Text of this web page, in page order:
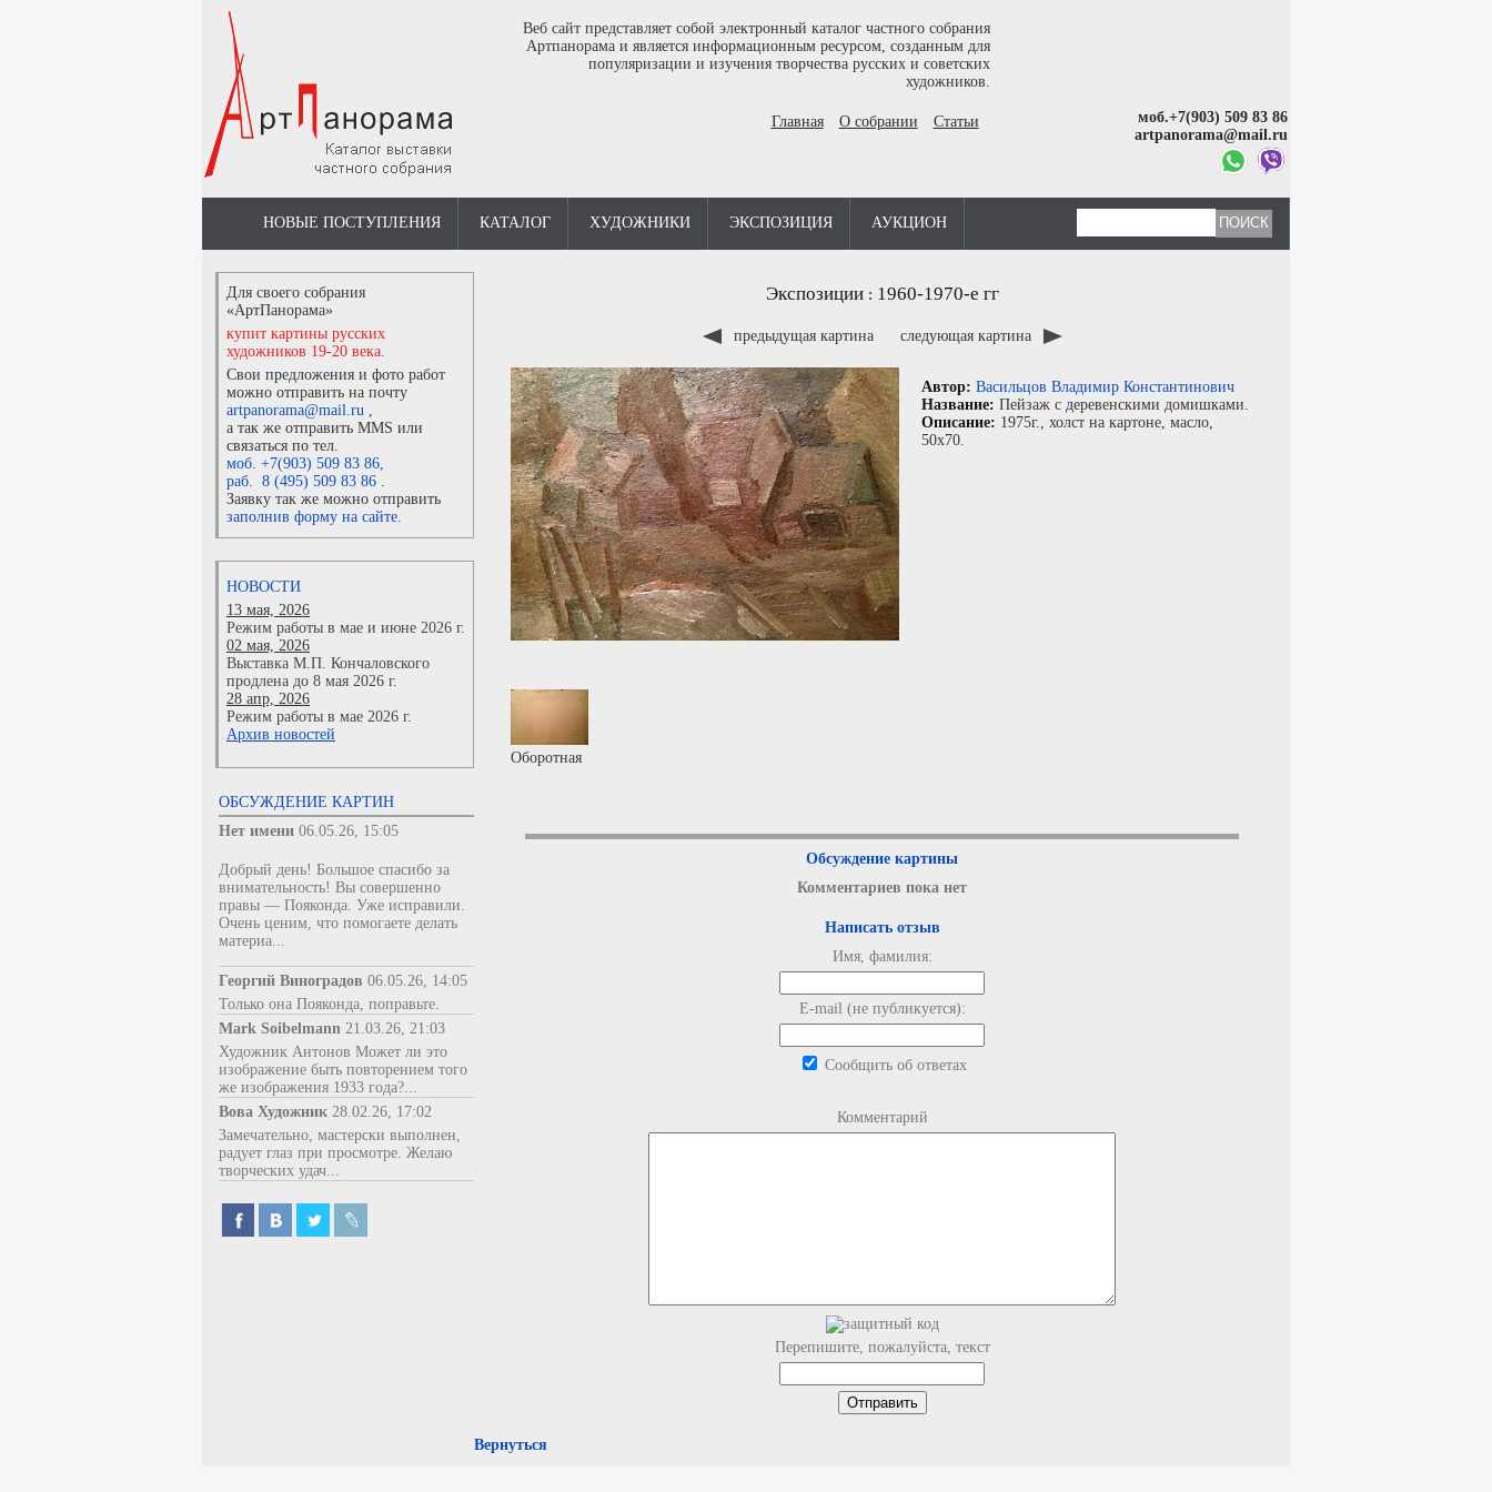
Веб сайт представляет собой электронный каталог частного собрания
Артпанорама и является информационным ресурсом, созданным для
популяризации и изучения творчества русских и советских
художников.
Главная О собрании Статьи
моб.+7(903) 509 83 86
artpanorama@mail.ru
НОВЫЕ ПОСТУПЛЕНИЯ КАТАЛОГ ХУДОЖНИКИ ЭКСПОЗИЦИЯ АУКЦИОН
Для своего собрания
«АртПанорама»
купит картины русских
художников 19-20 века.
Свои предложения и фото работ
можно отправить на почту
artpanorama@mail.ru ,
а так же отправить MMS или
связаться по тел.
моб. +7(903) 509 83 86,
раб. 8 (495) 509 83 86 .
Заявку так же можно отправить
заполнив форму на сайте.
НОВОСТИ
13 мая, 2026
Режим работы в мае и июне 2026 г.
02 мая, 2026
Выставка М.П. Кончаловского
продлена до 8 мая 2026 г.
28 апр, 2026
Режим работы в мае 2026 г.
Архив новостей
ОБСУЖДЕНИЕ КАРТИН
Нет имени 06.05.26, 15:05
Добрый день! Большое спасибо за
внимательность! Вы совершенно
правы — Пояконда. Уже исправили.
Очень ценим, что помогаете делать
материа...
Георгий Виноградов 06.05.26, 14:05
Только она Пояконда, поправьте.
Mark Soibelmann 21.03.26, 21:03
Художник Антонов Может ли это
изображение быть повторением того
же изображения 1933 года?...
Вова Художник 28.02.26, 17:02
Замечательно, мастерски выполнен,
радует глаз при просмотре. Желаю
творческих удач...
Экспозиции: 1960-1970-е гг
предыдущая картина следующая картина
Автор: Васильцов Владимир Константинович
Название: Пейзаж с деревенскими домишками.
Описание: 1975г., холст на картоне, масло,
50x70.
Оборотная
Обсуждение картины
Комментариев пока нет
Написать отзыв
Имя, фамилия:
E-mail (не публикуется):
Сообщить об ответах
Комментарий
Перепишите, пожалуйста, текст
Вернуться